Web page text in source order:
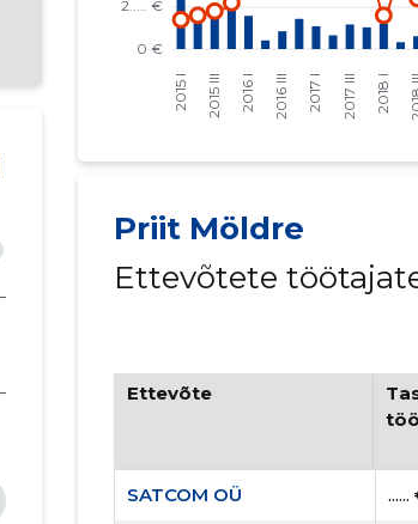
Priit Möldre
Ettevõtete
Ettevõte
SATCOM OÜ